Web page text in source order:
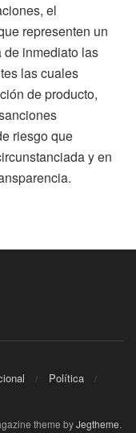
el
representen un
de inmediato las
las cuales
de producto,
riesgo que
y en
Política
theme byJegtheme.